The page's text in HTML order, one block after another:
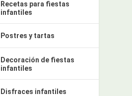
Recetas para fiestas
infantiles
Postres y tartas
Decoración de fiestas
infantiles
Disfraces infantiles